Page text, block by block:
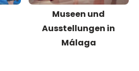
Museen und
Ausstellungen in
Málaga